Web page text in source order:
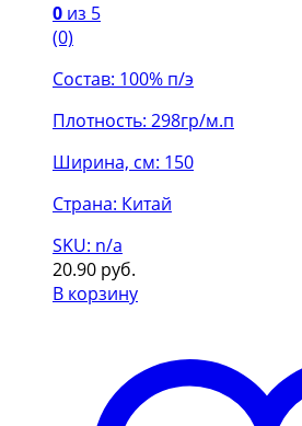
0 из 5
(0)
Состав: 100% п/э
Плотность: 298гр/м.п
Ширина, см: 150
Страна: Китай
SKU: n/a
20.90 руб.
В корзину